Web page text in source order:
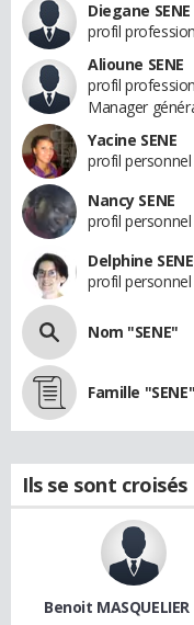
Diegane SENE
profil
Alioune SENE
profil
Manager
Yacine SENE
profil personnel
Nancy SENE
profil personnel
Delphine SENE
profil personnel
Nom "SENE"
Famille "SENE"
Ils se sont croisés
Benoit MASQUELIER